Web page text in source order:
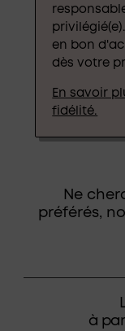
en bon
dès votre
En savoir
fidélité.
Ne
préférés,
à